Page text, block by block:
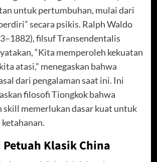
untuk pertumbuhan, mulai dari
secara psikis. Ralph Waldo
filsuf Transendentalis
“Kita memperoleh kekuatan
atasi,” menegaskan bahwa
dari pengalaman saat ini. Ini
filosofi Tiongkok bahwa
skill memerlukan dasar kuat untuk
Klasik China